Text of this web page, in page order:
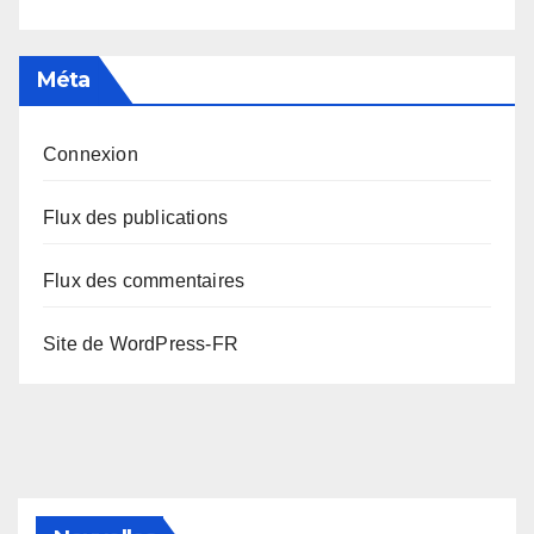
Méta
Connexion
Flux des publications
Flux des commentaires
Site de WordPress-FR